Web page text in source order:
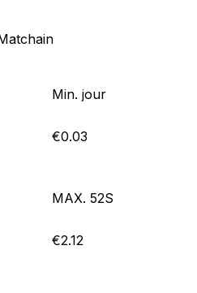
Min. jour
€0.03
MAX. 52S
€2.12